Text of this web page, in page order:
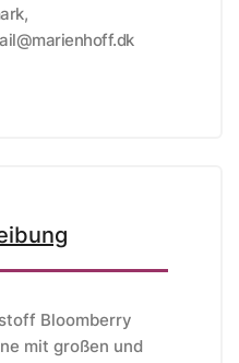
Bloomberry
mit großen und